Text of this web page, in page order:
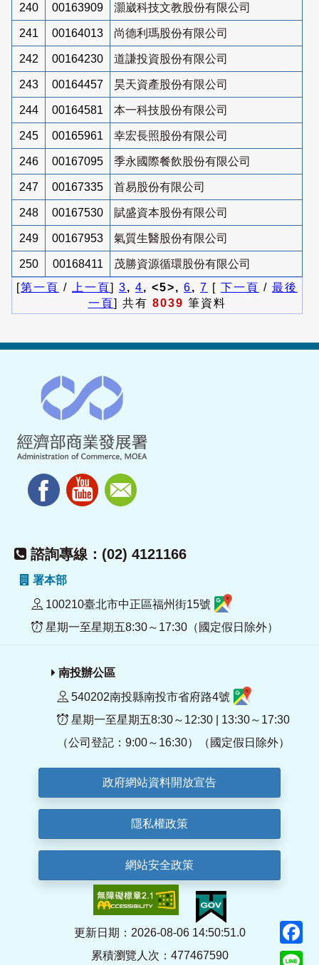
240 00163909 灝崴科技文教股份有限公司
241 00164013 尚德利瑪股份有限公司
242 00164230 道謙投資股份有限公司
243 00164457 昊天資產股份有限公司
244 00164581 本一科技股份有限公司
245 00165961 幸宏長照股份有限公司
246 00167095 季永國際餐飲股份有限公司
247 00167335 首易股份有限公司
248 00167530 賦盛資本股份有限公司
249 00167953 氣質生醫股份有限公司
250 00168411
茂勝資源循環股份有限公司
[第一頁 / 上一頁] 3, 4, <5>, 6, 7 [ 下一頁 / 最後
一頁] 共有 8039 筆資料
諮詢專線：(02) 4121166
署本部
100210臺北市中正區福州街15號
星期一至星期五8:30～17:30（國定假日除外）
南投辦公區
540202南投縣南投市省府路4號
星期一至星期五8:30～12:30 | 13:30～17:30
（公司登記：9:00～16:30）（國定假日除外）
政府網站資料開放宣告
隱私權政策
網站安全政策
更新日期：2026-08-06 14:50:51.0
累積瀏覽人次：477467590